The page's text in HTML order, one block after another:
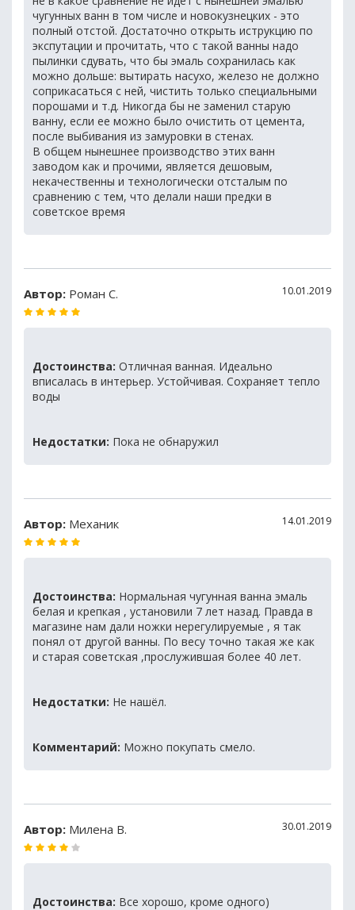
чугунных ванн в том числе и новокузнецких - это
полный отстой. Достаточно открыть иструкцию по
экспутации и прочитать, что с такой ванны надо
пылинки сдувать, что бы эмаль сохранилась как
можно дольше: вытирать насухо, железо не должно
соприкасаться с ней, чистить только специальными
порошами и т.д. Никогда бы не заменил старую
ванну, если ее можно было очистить от цемента,
после выбивания из замуровки в стенах.
В общем нынешнее производство этих ванн
заводом как и прочими, является дешовым,
некачественны и технологически отсталым по
сравнению с тем, что делали наши предки в
советское время
Автор: Роман С. 10.01.2019
Достоинства: Отличная ванная. Идеально
вписалась в интерьер. Устойчивая. Сохраняет тепло
воды
Недостатки: Пока не обнаружил
Автор: Механик 14.01.2019
Достоинства: Нормальная чугунная ванна эмаль
белая и крепкая , установили 7 лет назад. Правда в
магазине нам дали ножки нерегулируемые , я так
понял от другой ванны. По весу точно такая же как
и старая советская ,прослужившая более 40 лет.
Недостатки: Не нашёл.
Комментарий: Можно покупать смело.
Автор: Милена В. 30.01.2019
Достоинства: Все хорошо, кроме одного)